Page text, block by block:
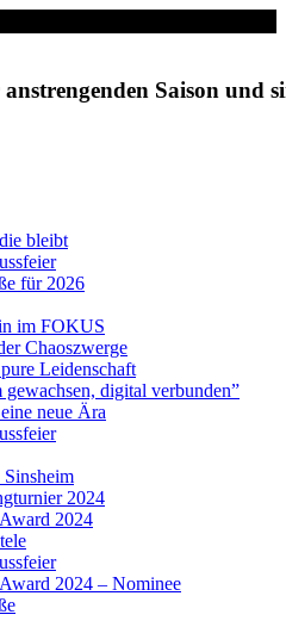
Saison und
bleibt
für 2026
im FOKUS
Chaoszwerge
Leidenschaft
gewachsen, digital verbunden”
neue Ära
2024
2024
2024 – Nominee